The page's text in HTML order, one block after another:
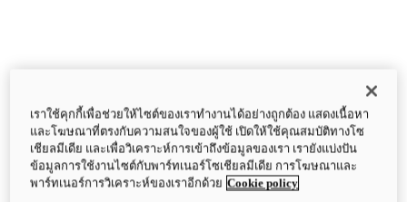
เราใช้คุกกี้เพื่อช่วยให้ไซต์ของเราทำงานได้อย่างถูกต้อง แสดงเนื้อหา
และโฆษณาที่ตรงกับความสนใจของผู้ใช้ เปิดให้ใช้คุณสมบัติทางโซ
เชียลมีเดีย และเพื่อวิเคราะห์การเข้าถึงข้อมูลของเรา เรายังแบ่งปัน
ข้อมูลการใช้งานไซต์กับพาร์ทเนอร์โซเชียลมีเดีย การโฆษณาและ
พาร์ทเนอร์การวิเคราะห์ของเราอีกด้วย Cookie policy